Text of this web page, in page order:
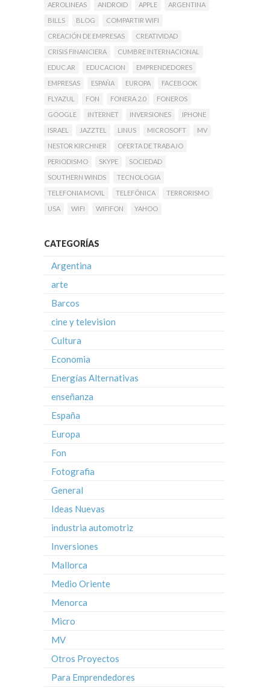
AEROLINEAS ANDROID APPLE
ARGENTINA
BILLS
BLOG
COMPARTIR WIFI
CREACIÓN DE EMPRESAS
CREATIVIDAD
CRISIS FINANCIERA
CUMBRE INTERNACIONAL
EDUC.AR
EDUCACION
EMPRENDEDORES
EMPRESAS
ESPAÑA EUROPA
FACEBOOK
FLYAZUL
FON FONERA 2.0
FONEROS
GOOGLE
INTERNET INVERSIONES
IPHONE
ISRAEL
JAZZTEL LINUS MICROSOFT
MV
NESTOR KIRCHNER
OFERTA DE TRABAJO
PERIODISMO
SKYPE
SOCIEDAD
SOUTHERN WINDS
TECNOLOGIA
TELEFONIA MOVIL
TELEFÓNICA
TERRORISMO
USA
WIFI WIFIFON YAHOO
CATEGORÍAS
Argentina
arte
Barcos
cine y television
Cultura
Economia
Energías Alternativas
enseñanza
España
Europa
Fon
Fotografia
General
Ideas Nuevas
industria automotriz
Inversiones
Mallorca
Medio Oriente
Menorca
Micro
MV
Otros Proyectos
Para Emprendedores